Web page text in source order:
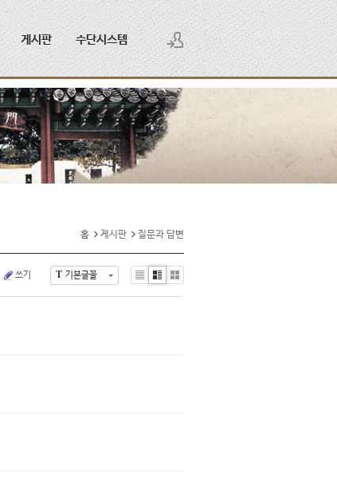
로그인
회원가입
게시판 수단시스템
홈 게시판 질문과 답변
T 기본글꼴
쓰기
Li
Zi
G